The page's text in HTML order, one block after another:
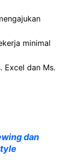
minimal
Excel dan Ms.
dan